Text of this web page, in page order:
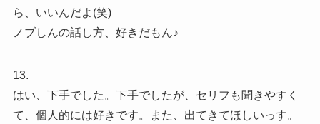
ら、いいんだよ(笑)
ノブしんの話し方、好きだもん♪
13.
はい、下手でした。下手でしたが、セリフも聞きやすく
て、個人的には好きです。また、出てきてほしいっす。